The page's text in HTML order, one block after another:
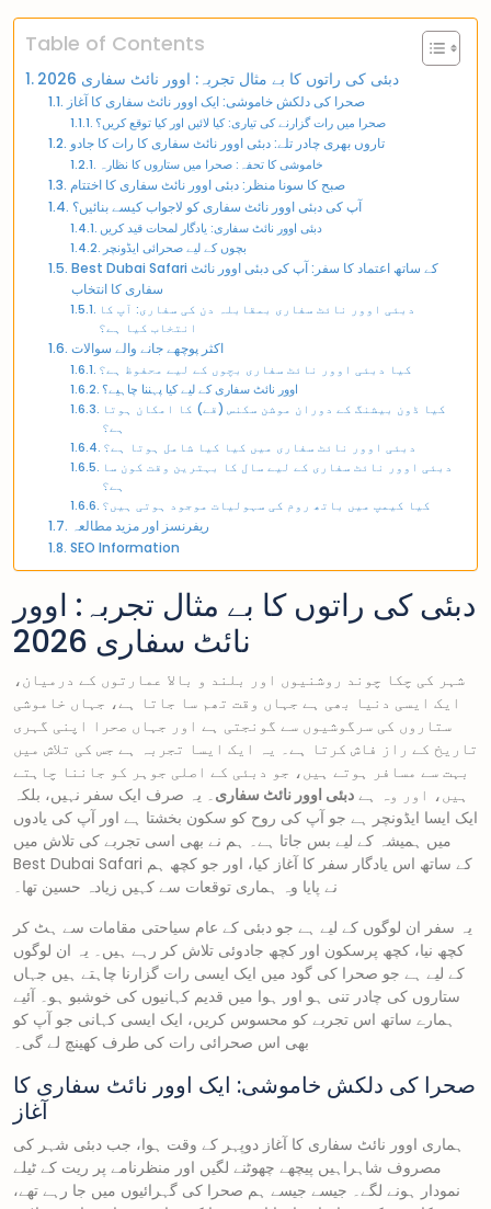
Table of Contents
دبئی کی راتوں کا بے مثال تجربہ: اوور نائٹ سفاری 2026
صحرا کی دلکش خاموشی: ایک اوور نائٹ سفاری کا آغاز
صحرا میں رات گزارنے کی تیاری: کیا لائیں اور کیا توقع کریں؟
تاروں بھری چادر تلے: دبئی اوور نائٹ سفاری کا رات کا جادو
خاموشی کا تحفہ: صحرا میں ستاروں کا نظارہ
صبح کا سونا منظر: دبئی اوور نائٹ سفاری کا اختتام
آپ کی دبئی اوور نائٹ سفاری کو لاجواب کیسے بنائیں؟
دبئی اوور نائٹ سفاری: یادگار لمحات قید کریں
بچوں کے لیے صحرائی ایڈونچر
Best Dubai Safari کے ساتھ اعتماد کا سفر: آپ کی دبئی اوور نائٹ
سفاری کا انتخاب
دبئی اوور نائٹ سفاری بمقابلہ دن کی سفاری: آپ کا
انتخاب کیا ہے؟
اکثر پوچھے جانے والے سوالات
کیا دبئی اوور نائٹ سفاری بچوں کے لیے محفوظ ہے؟
اوور نائٹ سفاری کے لیے کیا پہننا چاہیے؟
کیا ڈون بیشنگ کے دوران موشن سکنس (قے) کا امکان ہوتا
ہے؟
دبئی اوور نائٹ سفاری میں کیا کیا شامل ہوتا ہے؟
دبئی اوور نائٹ سفاری کے لیے سال کا بہترین وقت کون سا
ہے؟
کیا کیمپ میں باتھ روم کی سہولیات موجود ہوتی ہیں؟
ریفرنسز اور مزید مطالعہ
SEO Information
دبئی کی راتوں کا بے مثال تجربہ: اوور
نائٹ سفاری 2026
شہر کی چکا چوند روشنیوں اور بلند و بالا عمارتوں کے درمیان،
ایک ایسی دنیا بھی ہے جہاں وقت تھم سا جاتا ہے، جہاں خاموشی
ستاروں کی سرگوشیوں سے گونجتی ہے اور جہاں صحرا اپنی گہری
تاریخ کے راز فاش کرتا ہے۔ یہ ایک ایسا تجربہ ہے جس کی تلاش میں
بہت سے مسافر ہوتے ہیں، جو دبئی کے اصلی جوہر کو جاننا چاہتے
ہیں، اور وہ ہے دبئی اوور نائٹ سفاری۔ یہ صرف ایک سفر نہیں، بلکہ
ایک ایسا ایڈونچر ہے جو آپ کی روح کو سکون بخشتا ہے اور آپ کی یادوں
میں ہمیشہ کے لیے بس جاتا ہے۔ ہم نے بھی اسی تجربے کی تلاش میں
Best Dubai Safari کے ساتھ اس یادگار سفر کا آغاز کیا، اور جو کچھ ہم
نے پایا وہ ہماری توقعات سے کہیں زیادہ حسین تھا۔
یہ سفر ان لوگوں کے لیے ہے جو دبئی کے عام سیاحتی مقامات سے ہٹ کر
کچھ نیا، کچھ پرسکون اور کچھ جادوئی تلاش کر رہے ہیں۔ یہ ان لوگوں
کے لیے ہے جو صحرا کی گود میں ایک ایسی رات گزارنا چاہتے ہیں جہاں
ستاروں کی چادر تنی ہو اور ہوا میں قدیم کہانیوں کی خوشبو ہو۔ آئیے
ہمارے ساتھ اس تجربے کو محسوس کریں، ایک ایسی کہانی جو آپ کو
بھی اس صحرائی رات کی طرف کھینچ لے گی۔
صحرا کی دلکش خاموشی: ایک اوور نائٹ سفاری کا
آغاز
ہماری اوور نائٹ سفاری کا آغاز دوپہر کے وقت ہوا، جب دبئی شہر کی
مصروف شاہراہیں پیچھے چھوٹنے لگیں اور منظرنامے پر ریت کے ٹیلے
نمودار ہونے لگے۔ جیسے جیسے ہم صحرا کی گہرائیوں میں جا رہے تھے،